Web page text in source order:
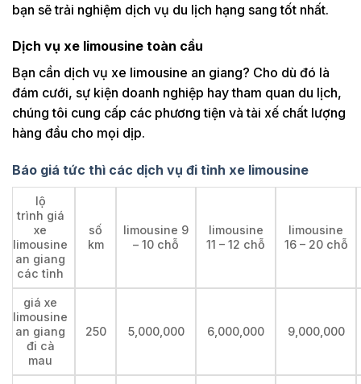
bạn sẽ trải nghiệm dịch vụ du lịch hạng sang tốt nhất.
Dịch vụ xe limousine toàn cầu
Bạn cần dịch vụ xe limousine an giang? Cho dù đó là
đám cưới, sự kiện doanh nghiệp hay tham quan du lịch,
chúng tôi cung cấp các phương tiện và tài xế chất lượng
hàng đầu cho mọi dịp.
Báo giá tức thì các dịch vụ đi tỉnh xe limousine
lộ
trình giá
xe
limousine
an giang
các tỉnh
số
km
limousine 9
– 10 chỗ
limousine
11 – 12 chỗ
limousine
16 – 20 chỗ
giá xe
limousine
an giang
đi cà
mau
250 5,000,000 6,000,000 9,000,000